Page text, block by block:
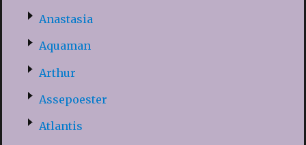
Anastasia
Aquaman
Arthur
Assepoester
Atlantis